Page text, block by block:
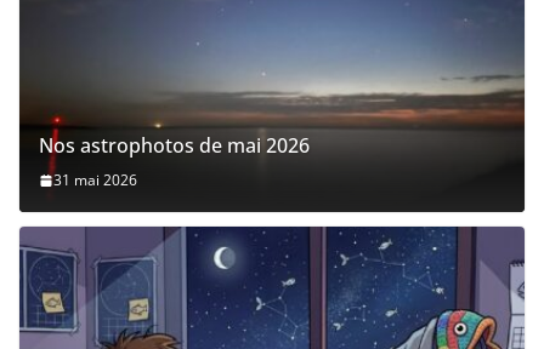
Nos astrophotos de mai 2026
31 mai 2026